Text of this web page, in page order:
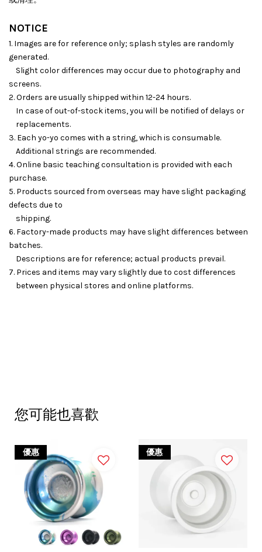
NOTICE
1. Images are for reference only; splash styles are randomly
generated.
Slight color differences may occur due to photography and
screens.
2. Orders are usually shipped within 12-24 hours.
In case of out-of-stock items, you will be notified of delays or
replacements.
3. Each yo-yo comes with a string, which is consumable.
Additional strings are recommended.
4. Online basic teaching consultation is provided with each
purchase.
5. Products sourced from overseas may have slight packaging
defects due to
shipping.
6. Factory-made products may have slight differences between
batches.
Descriptions are for reference; actual products prevail.
7. Prices and items may vary slightly due to cost differences
between physical stores and online platforms.
您可能也喜歡
優惠 優惠